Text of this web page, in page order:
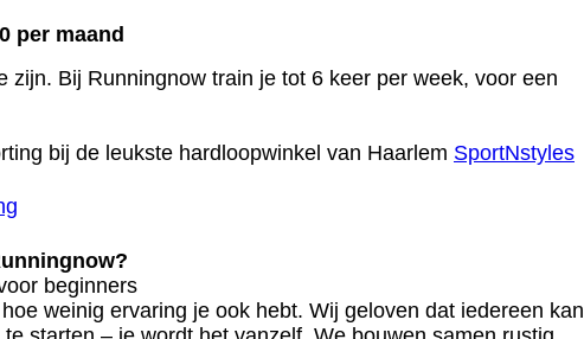
per maand
zijn. Bij Runningnow train je tot 6 keer per week, voor een
bij de leukste hardloopwinkel van Haarlem SportNstyles
beginners
weinig ervaring je ook hebt. Wij geloven dat iedereen kan